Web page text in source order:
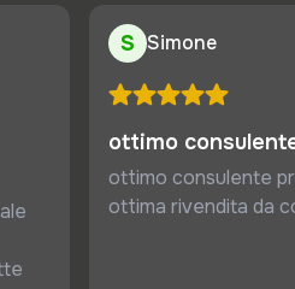
S Simone
ottimo
ottimo consulente
ottima rivendita da